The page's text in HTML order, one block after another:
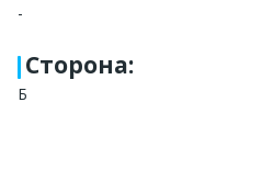
-
Сторона:
Б